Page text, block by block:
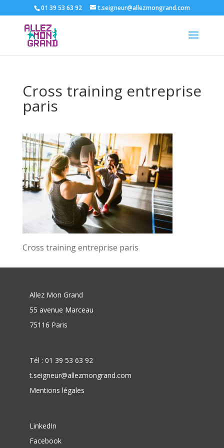
01 39 53 63 92 t.seigneur@allezmongrand.com
Cross training entreprise
paris
Cross training entreprise paris
Allez Mon Grand
55 avenue Marceau
75116 Paris
Tél : 01 39 53 63 92
t.seigneur@allezmongrand.com
Mentions légales
LinkedIn
Facebook